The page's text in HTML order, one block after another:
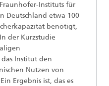
Instituts für
Deutschland etwa 100
benötigt,
der Kurzstudie
Institut den
Nutzen von
Ergebnis ist, das es